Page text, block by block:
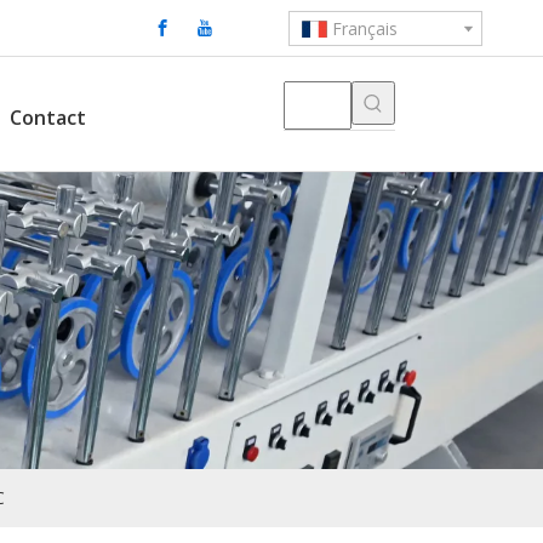
Français
Contact